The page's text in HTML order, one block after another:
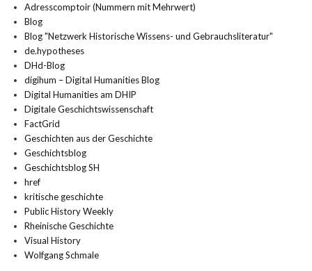
Adresscomptoir (Nummern mit Mehrwert)
Blog
Blog "Netzwerk Historische Wissens- und Gebrauchsliteratur"
de.hypotheses
DHd-Blog
digihum – Digital Humanities Blog
Digital Humanities am DHIP
Digitale Geschichtswissenschaft
FactGrid
Geschichten aus der Geschichte
Geschichtsblog
Geschichtsblog SH
href
kritische geschichte
Public History Weekly
Rheinische Geschichte
Visual History
Wolfgang Schmale